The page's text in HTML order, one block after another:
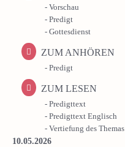
- Vorschau
- Predigt
- Gottesdienst
ZUM ANHÖREN
- Predigt
ZUM LESEN
- Predigttext
- Predigttext Englisch
- Vertiefung des Themas
10.05.2026